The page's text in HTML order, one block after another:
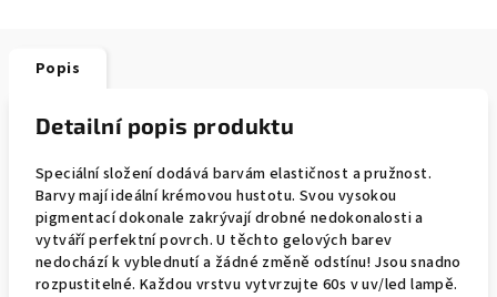
Popis
Detailní popis produktu
Speciální složení dodává barvám elastičnost a pružnost.
Barvy mají ideální krémovou hustotu. Svou vysokou
pigmentací dokonale zakrývají drobné nedokonalosti a
vytváří perfektní povrch. U těchto gelových barev
nedochází k vyblednutí a žádné změně odstínu! Jsou snadno
rozpustitelné. Každou vrstvu vytvrzujte 60s v uv/led lampě.